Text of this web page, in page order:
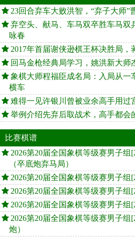
23回合弃车大败洪智，“弃子大师”
弃空头、献马、车马双卒胜车马双
咏春
2017年首届谢侠逊棋王杯决胜局，
回马金枪经典局学习，姚洪新大师
象棋大师程福臣成名局：入局从一
横车
难得一见许银川曾被业余高手用过
举例介绍先弃后取战术，高手都会
比赛棋谱
2026第20届全国象棋等级赛男子组
（卒底炮弃马局）
2026第20届全国象棋等级赛男子组
2026第20届全国象棋等级赛男子组
2026第20届全国象棋等级赛男子组
2026第20届全国象棋等级赛男子组
炮）